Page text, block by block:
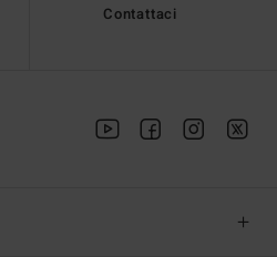
Contattaci